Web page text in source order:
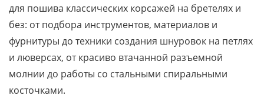
для пошива классических корсажей на бретелях и
без: от подбора инструментов, материалов и
фурнитуры до техники создания шнуровок на петлях
и люверсах, от красиво втачанной разъемной
молнии до работы со стальными спиральными
косточками.